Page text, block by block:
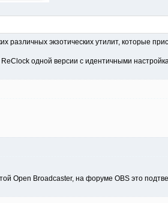
различных экзотических утилит, которые
одной версии с идентичными
Open Broadcaster, на форуме OBS это